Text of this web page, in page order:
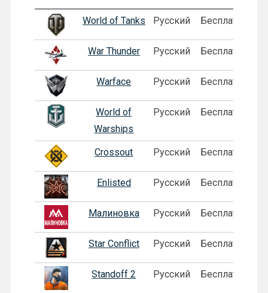
World of Tanks Русский Бесплатная
War Thunder Русский Бесплатная
Warface Русский Бесплатная
World of
Warships
Русский Бесплатная
Crossout Русский Бесплатная
Enlisted Русский Бесплатная
Малиновка Русский Бесплатная
Star Conflict Русский Бесплатная
Standoff 2 Русский Бесплатная